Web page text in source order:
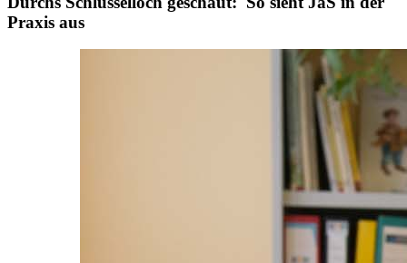
Praxis aus